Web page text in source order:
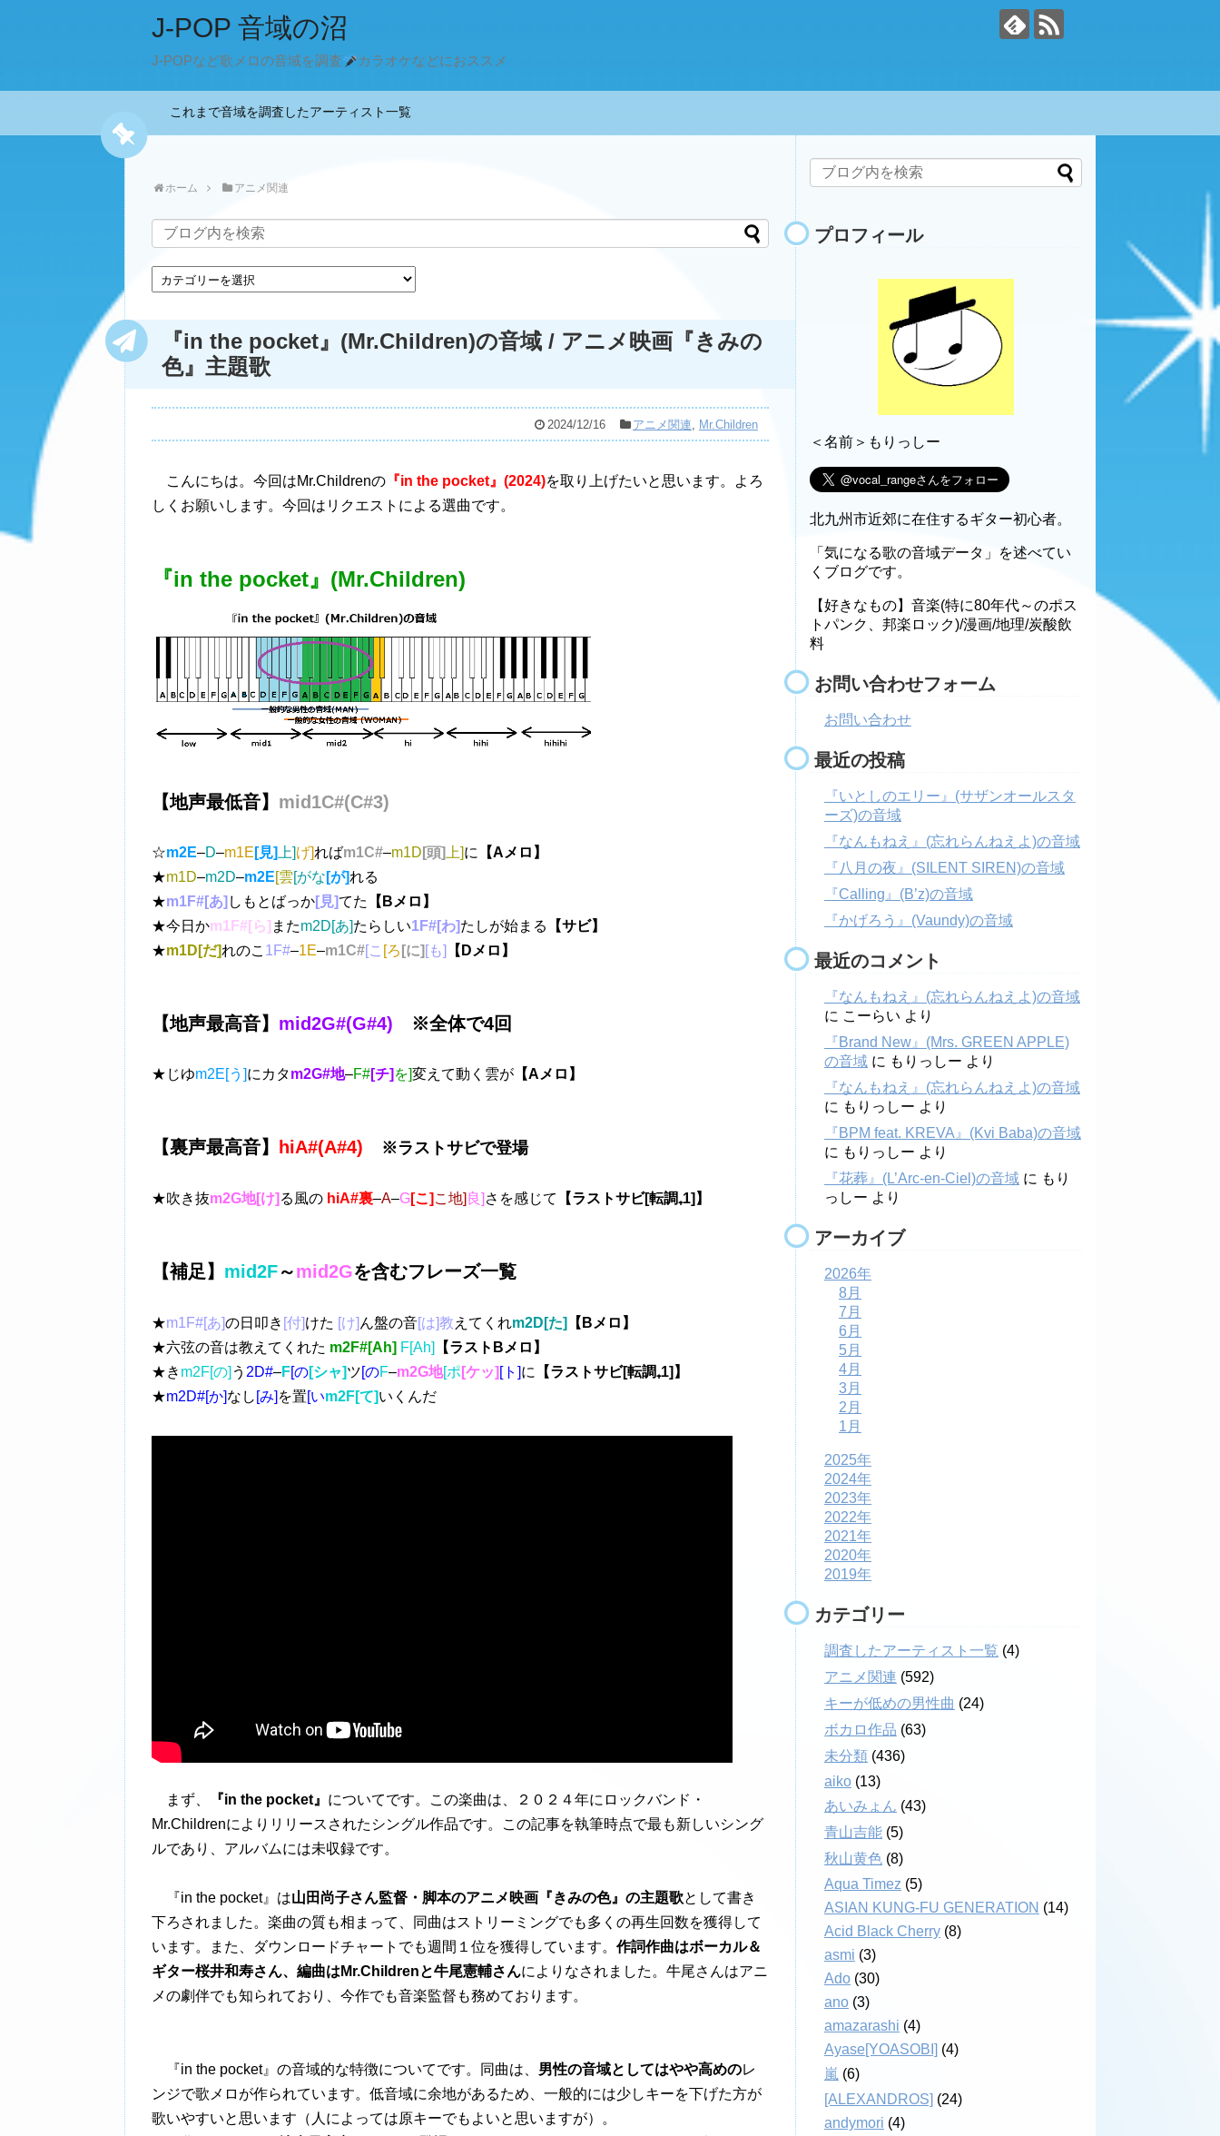
J-POP 音域の沼
J-POPなど歌メロの音域を調査 カラオケなどにおススメ
これまで音域を調査したアーティスト一覧
ホーム アニメ関連
『in the pocket』(Mr.Children)の音域 / アニメ映画『きみの
色』主題歌
2024/12/16 アニメ関連, Mr.Children
こんにちは。今回はMr.Childrenの 『in the pocket』(2024)を取り上げたいと思います。よろ
しくお願いします。今回はリクエストによる選曲です。
『in the pocket』(Mr.Children)
【地声最低音】 mid1C#(C#3)
☆m2E–D–m1E [見] 上]げ]ればm1C#–m1D [頭] 上]に
【Aメロ】
★m1D–m2D–m2E[雲[がな [が]れる
★m1F#[あ] しもとばっか[見]てた
【Bメロ】
★今日かm1F#[ら] またm2D[あ]たらしい1F#[わ]たしが始まる
【サビ】
★m1D[だ]れのこ 1F#–1E–m1C#[こ [ろ [に] [も] 【Dメロ】
【地声最高音】 mid2G#(G#4) ※全体で4回
★じゆm2E[う]にカタm2G#地–F#[チ] を]変えて動く雲が 【Aメロ】
【裏声最高音】 hiA#(A#4) ※ラストサビで登場
★吹き抜m2G地[け] る風の hiA#裏–A–G[こ] こ地] 良] さを感じて 【ラストサビ[転調₊1]】
【補足】 mid2F～mid2Gを含むフレーズ一覧
★m1F#[あ]の日叩き [付]けた [け] ん盤の音[は]教 えてくれm2D[た]
【Bメロ】
★六弦の音は教えてくれた m2F#[Ah] F[Ah]
【ラストBメロ】
★き m2F[の] う 2D#–F[の[シャ]ツ[のF–m2G地[ポ [ケッ] [ト]に 【ラストサビ[転調₊1] 】
★m2D#[か]なし [み] を置[いm2F[て]いくんだ
まず、 『in the pocket』 についてです。この楽曲は、２０２４年にロックバンド・
Mr.Childrenによりリリースされたシングル作品です。この記事を執筆時点で最も新しいシング
ルであり、アルバムには未収録です。
『in the pocket』は山田尚子さん監督・脚本のアニメ映画『きみの色』の主題歌として書き
下ろされました。楽曲の質も相まって、同曲はストリーミングでも多くの再生回数を獲得して
います。また、ダウンロードチャートでも週間１位を獲得しています。 作詞作曲はボーカル＆
ギター桜井和寿さん、編曲はMr.Childrenと牛尾憲輔さんによりなされました。牛尾さんはアニ
メの劇伴でも知られており、今作でも音楽監督も務めております。
『in the pocket』の音域的な特徴についてです。同曲は、 男性の音域としてはやや高めのレ
ンジで歌メロが作られています。低音域に余地があるため、一般的には少しキーを下げた方が
歌いやすいと思います（人によっては原キーでもよいと思いますが）。
プロフィール
＜名前＞もりっしー
北九州市近郊に在住するギター初心者。
「気になる歌の音域データ」を述べてい
くブログです。
【好きなもの】音楽(特に80年代～のポス
トパンク、邦楽ロック)/漫画/地理/炭酸飲
料
お問い合わせフォーム
お問い合わせ
最近の投稿
『いとしのエリー』(サザンオールスタ
ーズ)の音域
『なんもねえ』(忘れらんねえよ)の音域
『八月の夜』(SILENT SIREN)の音域
『Calling』(B’z)の音域
『かげろう』(Vaundy)の音域
最近のコメント
『なんもねえ』(忘れらんねえよ)の音域
に こーらい より
『Brand New』(Mrs. GREEN APPLE)
の音域 に もりっしー より
『なんもねえ』(忘れらんねえよ)の音域
に もりっしー より
『BPM feat. KREVA』(Kvi Baba)の音域
に もりっしー より
『花葬』(L’Arc-en-Ciel)の音域 に もり
っしー より
アーカイブ
2026年
8月
7月
6月
5月
4月
3月
2月
1月
2025年
2024年
2023年
2022年
2021年
2020年
2019年
カテゴリー
調査したアーティスト一覧 (4)
アニメ関連 (592)
キーが低めの男性曲 (24)
ボカロ作品 (63)
未分類 (436)
aiko (13)
あいみょん (43)
青山吉能 (5)
秋山黄色 (8)
Aqua Timez (5)
ASIAN KUNG-FU GENERATION (14)
Acid Black Cherry (8)
asmi (3)
Ado (30)
ano (3)
amazarashi (4)
Ayase[YOASOBI] (4)
嵐 (6)
[ALEXANDROS] (24)
andymori (4)